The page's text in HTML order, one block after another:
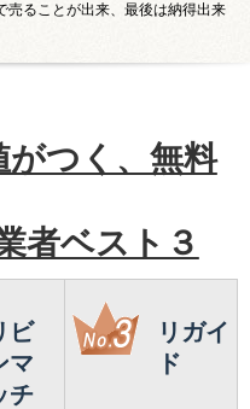
売ることが出来、最後は納得出来
つく、無料
者ベスト３
ビ
マ
チ
リガイ
ド